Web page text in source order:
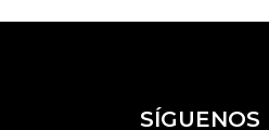
SÍGUENOS